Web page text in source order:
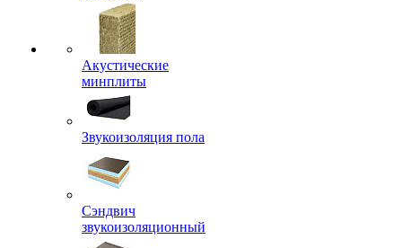
Акустические
минплиты
Звукоизоляция пола
Сэндвич
звукоизоляционный